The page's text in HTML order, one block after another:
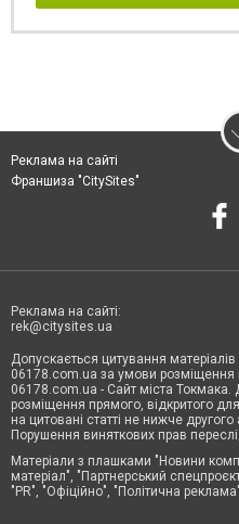
Реклама на сайті
Франшиза "CitySites"
Реклама на сайті:
rek@citysites.ua
Допускається цитування
06178.com.ua за умови розміщення
06178.com.ua - Сайт міста Токмака.
розміщення прямого, відкритого
на цитовані статті не нижче
Порушення виняткових прав
Матеріали з плашками "Новини
матеріал", "Партнерський
"PR", "Офіційно", "Політична